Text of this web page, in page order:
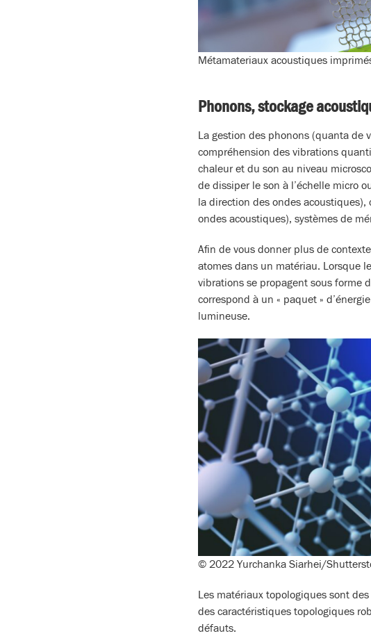
Métamateriaux acoustiques
Phonons, stockage
La gestion des phonons (quanta de
compréhension des vibrations
chaleur et du son au niveau
de dissiper le son à l’échelle micro
la direction des ondes
ondes acoustiques), systèmes de
Afin de vous donner plus de
atomes dans un matériau. Lorsque
vibrations se propagent sous forme
correspond à un « paquet »
lumineuse.
© 2022 Yurchanka Siarhei/
Les matériaux topologiques sont
des caractéristiques topologiques
défauts.